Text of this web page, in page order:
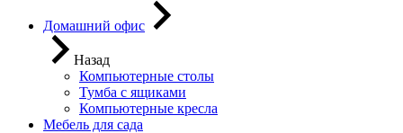
Домашний офис
Назад
Компьютерные столы
Тумба с ящиками
Компьютерные кресла
Мебель для сада